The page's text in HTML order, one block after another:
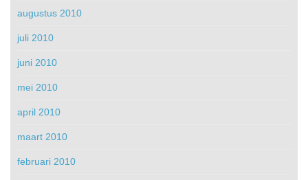
augustus 2010
juli 2010
juni 2010
mei 2010
april 2010
maart 2010
februari 2010